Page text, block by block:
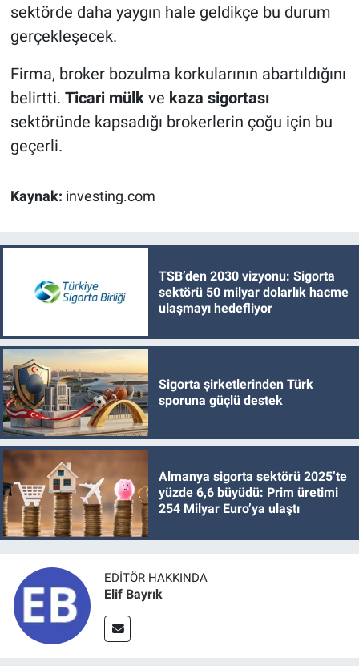
sektörde daha yaygın hale geldikçe bu durum
gerçekleşecek.
Firma, broker bozulma korkularının abartıldığını
belirtti. Ticari mülk ve kaza sigortası
sektöründe kapsadığı brokerlerin çoğu için bu
geçerli.
Kaynak: investing.com
TSB’den 2030 vizyonu: Sigorta
sektörü 50 milyar dolarlık hacme
ulaşmayı hedefliyor
Sigorta şirketlerinden Türk
sporuna güçlü destek
Almanya sigorta sektörü 2025’te
yüzde 6,6 büyüdü: Prim üretimi
254 Milyar Euro’ya ulaştı
EDITÖR HAKKINDA
Elif Bayrık